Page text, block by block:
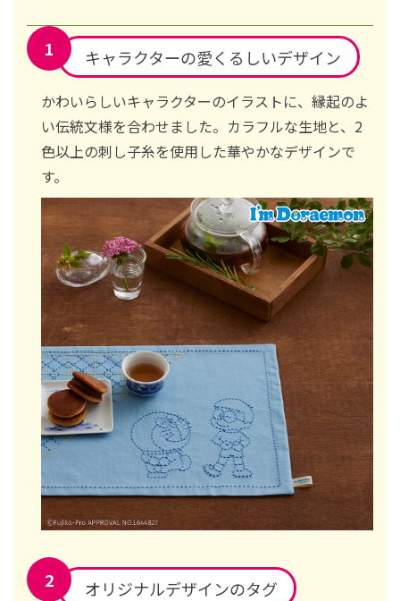
キャラクターの愛くるしいデザイン
かわいらしいキャラクターのイラストに、縁起のよ
い伝統文様を合わせました。カラフルな生地と、2
色以上の刺し子糸を使用した華やかなデザインで
す。
オリジナルデザインのタグ